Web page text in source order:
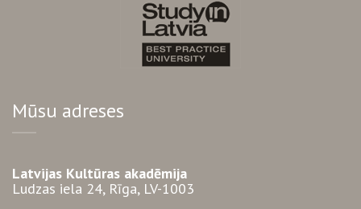
Mūsu adreses
Latvijas Kultūras akadēmija
Ludzas iela 24, Rīga, LV-1003